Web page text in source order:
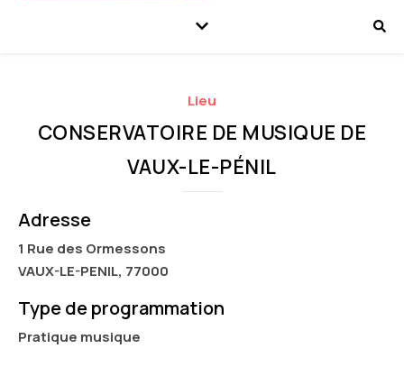
Lieu
CONSERVATOIRE DE MUSIQUE DE
VAUX-LE-PÉNIL
Adresse
1 Rue des Ormessons
VAUX-LE-PENIL, 77000
Type de programmation
Pratique musique